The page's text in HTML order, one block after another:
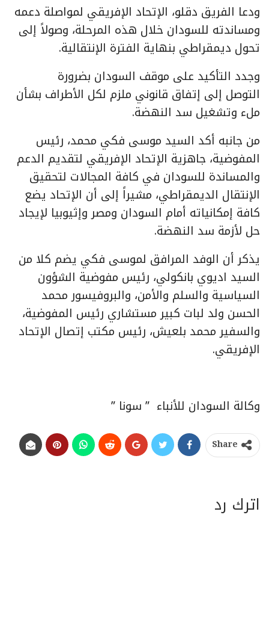
ودعا الفريق دقلو، الإتحاد الإفريقي لمواصلة دعمه
ومساندته للسودان خلال هذه المرحلة، وصولاً إلى
تحول ديمقراطي بنهاية الفترة الإنتقالية.
وجدد التأكيد على موقف السودان بضرورة
التوصل إلى إتفاق قانوني ملزم لكل الأطراف بشأن
ملء وتشغيل سد النهضة.
من جانبه أكد السيد موسى فكي محمد، رئيس
المفوضية، جاهزية الإتحاد الإفريقي لتقديم الدعم
والمساندة للسودان في كافة المجالات لتحقيق
الإنتقال الديمقراطي، مشيراً إلى أن الإتحاد يضع
كافة إمكانياته أمام السودان ومصر وإثيوبيا لإيجاد
حل لأزمة سد النهضة.
يذكر أن الوفد المرافق لموسى فكي يضم كلا من
السيد اديوي بانكولي، رئيس مفوضية الشؤون
السياسية والسلم والأمن، والبروفيسور محمد
الحسن ولد لبات كبير مستشاري رئيس المفوضية،
والسفير محمد بلعيش، رئيس مكتب إتصال الإتحاد
الإفريقي.
وكالة السودان للأنباء ” سونا ”
Share
اترك رد